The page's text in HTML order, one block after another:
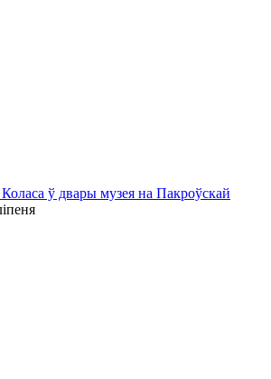
ў двары музея на Пакроўскай